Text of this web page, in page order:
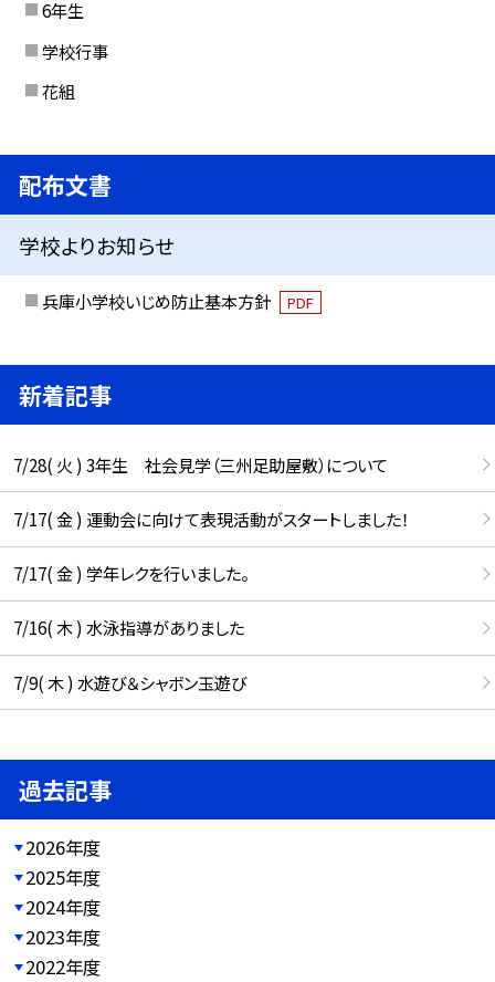
6年生
学校行事
花組
配布文書
学校よりお知らせ
兵庫小学校いじめ防止基本方針 PDF
新着記事
7/28( 火 ) 3年生 社会見学（三州足助屋敷）について
7/17( 金 ) 運動会に向けて表現活動がスタートしました！
7/17( 金 ) 学年レクを行いました。
7/16( 木 ) 水泳指導がありました
7/9( 木 ) 水遊び＆シャボン玉遊び
過去記事
2026年度
2025年度
2024年度
2023年度
2022年度